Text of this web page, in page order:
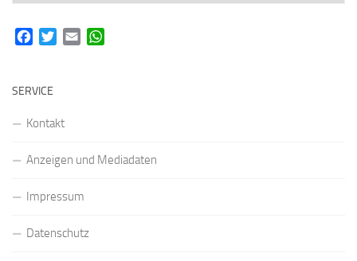
FacebookTwitterEmail
SERVICE
Kontakt
Anzeigen und Mediadaten
Impressum
Datenschutz